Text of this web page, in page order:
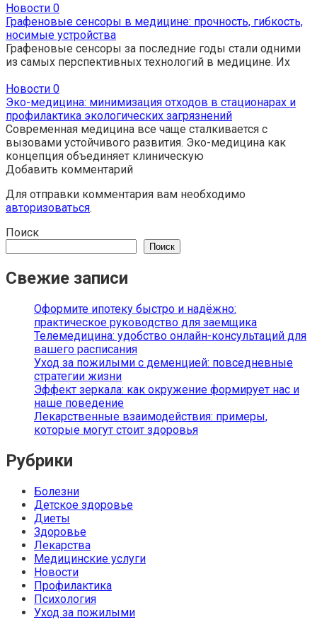
Новости 0
Графеновые сенсоры в медицине: прочность, гибкость,
носимые устройства
Графеновые сенсоры за последние годы стали одними
из самых перспективных технологий в медицине. Их
Новости 0
Эко-медицина: минимизация отходов в стационарах и
профилактика экологических загрязнений
Современная медицина все чаще сталкивается с
вызовами устойчивого развития. Эко-медицина как
концепция объединяет клиническую
Добавить комментарий
Для отправки комментария вам необходимо
авторизоваться.
Поиск
Поиск
Свежие записи
Оформите ипотеку быстро и надёжно:
практическое руководство для заемщика
Телемедицина: удобство онлайн-консультаций для
вашего расписания
Уход за пожилыми с деменцией: повседневные
стратегии жизни
Эффект зеркала: как окружение формирует нас и
наше поведение
Лекарственные взаимодействия: примеры,
которые могут стоит здоровья
Рубрики
Болезни
Детское здоровье
Диеты
Здоровье
Лекарства
Медицинские услуги
Новости
Профилактика
Психология
Уход за пожилыми